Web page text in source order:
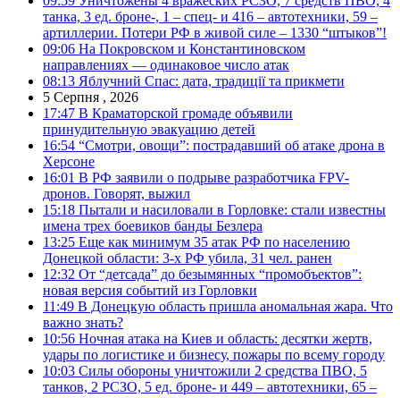
танка, 3 ед. броне-, 1 – спец- и 416 – автотехники, 59 –
артиллерии. Потери РФ в живой силе – 1330 “штыков”!
09:06 На Покровском и Константиновском
направлениях — одинаковое число атак
08:13 Яблучний Спас: дата, традиції та прикмети
5 Серпня , 2026
17:47 В Краматорской громаде объявили
принудительную эвакуацию детей
16:54 “Смотри, овощи”: пострадавший об атаке дрона в
Херсоне
16:01 В РФ заявили о подрыве разработчика FPV-
дронов. Говорят, выжил
15:18 Пытали и насиловали в Горловке: стали известны
имена трех боевиков банды Безлера
13:25 Еще как минимум 35 атак РФ по населению
Донецкой области: 3-х РФ убила, 31 чел. ранен
12:32 От “детсада” до безымянных “промобъектов”:
новая версия событий из Горловки
11:49 В Донецкую область пришла аномальная жара. Что
важно знать?
10:56 Ночная атака на Киев и область: десятки жертв,
удары по логистике и бизнесу, пожары по всему городу
10:03 Силы обороны уничтожили 2 средства ПВО, 5
танков, 2 РСЗО, 5 ед. броне- и 449 – автотехники, 65 –